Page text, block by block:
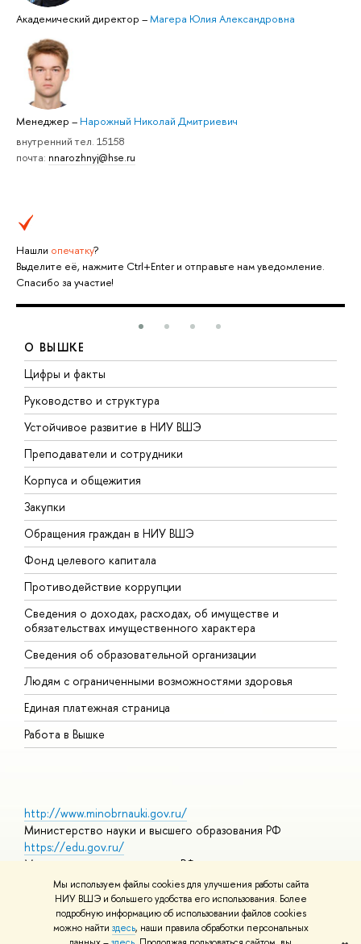
Мы используем файлы cookies для улучшения работы сайта
НИУ ВШЭ и большего удобства его использования. Более
подробную информацию об использовании файлов cookies
можно найти здесь, наши правила обработки персональных
Академический директор –Магера Юлия Александровна
Менеджер – Нарожный Николай Дмитриевич
внутренний тел. 15158
почта: nnarozhnyj@hse.ru
Нашли опечатку?
Выделите её, нажмите Ctrl+Enter и отправьте нам уведомление.
Спасибо за участие!
О ВЫШКЕ
Цифры и факты
Руководство и структура
Устойчивое развитие в НИУ ВШЭ
Преподаватели и сотрудники
Корпуса и общежития
Закупки
Обращения граждан в НИУ ВШЭ
Фонд целевого капитала
Противодействие коррупции
Сведения о доходах, расходах, об имуществе и
обязательствах имущественного характера
Сведения об образовательной организации
Людям с ограниченными возможностями здоровья
Единая платежная страница
Работа в Вышке
http://www.minobrnauki.gov.ru/
Министерство науки и высшего образования РФ
https://edu.gov.ru/
Министерство просвещения РФ
https://elearning.hse.ru/mooc
Массовые открытые онлайн-курсы